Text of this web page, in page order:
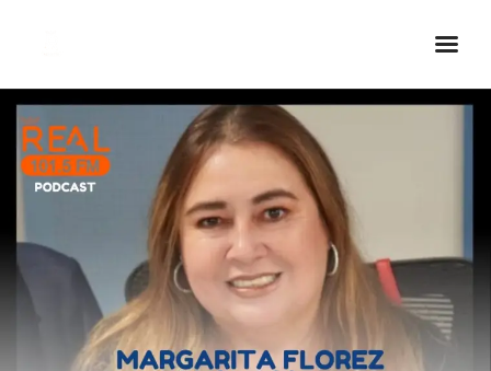
Inicio Real FM
Streaming
En Vivo
Descarga La APP
Programas
Noticias
Equipo